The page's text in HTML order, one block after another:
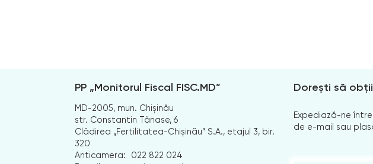
PP „Monitorul Fiscal FISC.MD”
MD-2005, mun. Chișinău
str. Constantin Tănase, 6
Clădirea „Fertilitatea-Chișinău” S.A., etajul 3, bir.
320
Anticamera:
022 822 024
Dorești să
Expediază-ne
de e-mail sau